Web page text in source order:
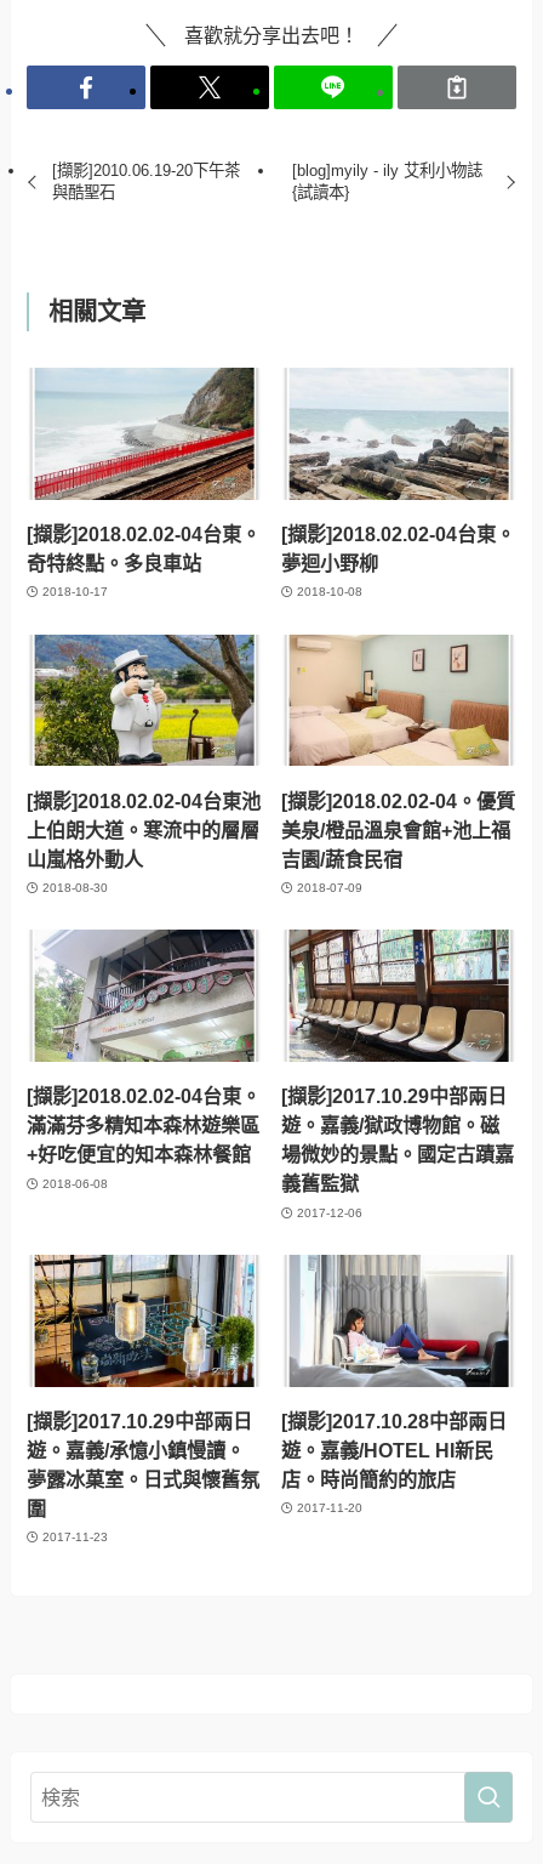
喜歡就分享出去吧！
[擷影]2010.06.19-20下午茶
與酷聖石
[blog]myily - ily 艾利小物誌
{試讀本}
相關文章
[擷影]2018.02.02-04台東。
奇特終點。多良車站
2018-10-17
[擷影]2018.02.02-04台東。
夢迴小野柳
2018-10-08
[擷影]2018.02.02-04台東池
上伯朗大道。寒流中的層層
山嵐格外動人
2018-08-30
[擷影]2018.02.02-04。優質
美泉/橙品溫泉會館+池上福
吉園/蔬食民宿
2018-07-09
[擷影]2018.02.02-04台東。
滿滿芬多精知本森林遊樂區
+好吃便宜的知本森林餐館
2018-06-08
[擷影]2017.10.29中部兩日
遊。嘉義/獄政博物館。磁
場微妙的景點。國定古蹟嘉
義舊監獄
2017-12-06
[擷影]2017.10.29中部兩日
遊。嘉義/承憶小鎮慢讀。
夢露冰菓室。日式與懷舊氛
圍
2017-11-23
[擷影]2017.10.28中部兩日
遊。嘉義/HOTEL HI新民
店。時尚簡約的旅店
2017-11-20